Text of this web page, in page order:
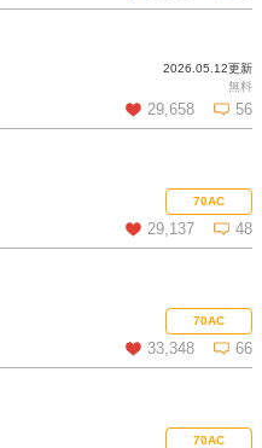
コメントを見る2026.05.12更新
無料
29,658 56
コメントを見る70AC
29,137 48
コメントを見る70AC
33,348 66
コメントを見る70AC